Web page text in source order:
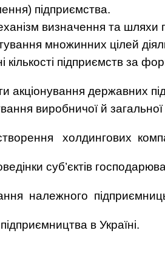
підприємства.
визначення та шляхи
множинних цілей
кількості підприємств за
акціонування державних
виробничої й
холдингових
суб’єктів
належного
в Україні.